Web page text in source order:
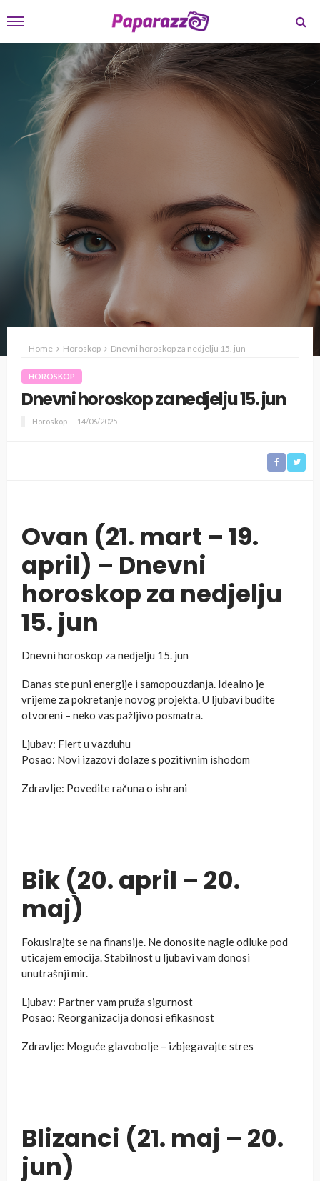
Home Horoskop Dnevni horoskop za nedjelju 15. jun
HOROSKOP
Dnevni horoskop za nedjelju 15. jun
Horoskop 14/06/2025
Ovan (21. mart – 19.
april) – Dnevni
horoskop za nedjelju
15. jun
Dnevni horoskop za nedjelju 15. jun
Danas ste puni energije i samopouzdanja. Idealno je
vrijeme za pokretanje novog projekta. U ljubavi budite
otvoreni – neko vas pažljivo posmatra.
Ljubav: Flert u vazduhu
Posao: Novi izazovi dolaze s pozitivnim ishodom
Zdravlje: Povedite računa o ishrani
Bik (20. april – 20.
maj)
Fokusirajte se na finansije. Ne donosite nagle odluke pod
uticajem emocija. Stabilnost u ljubavi vam donosi
unutrašnji mir.
Ljubav: Partner vam pruža sigurnost
Posao: Reorganizacija donosi efikasnost
Zdravlje: Moguće glavobolje – izbjegavajte stres
Blizanci (21. maj – 20.
jun)